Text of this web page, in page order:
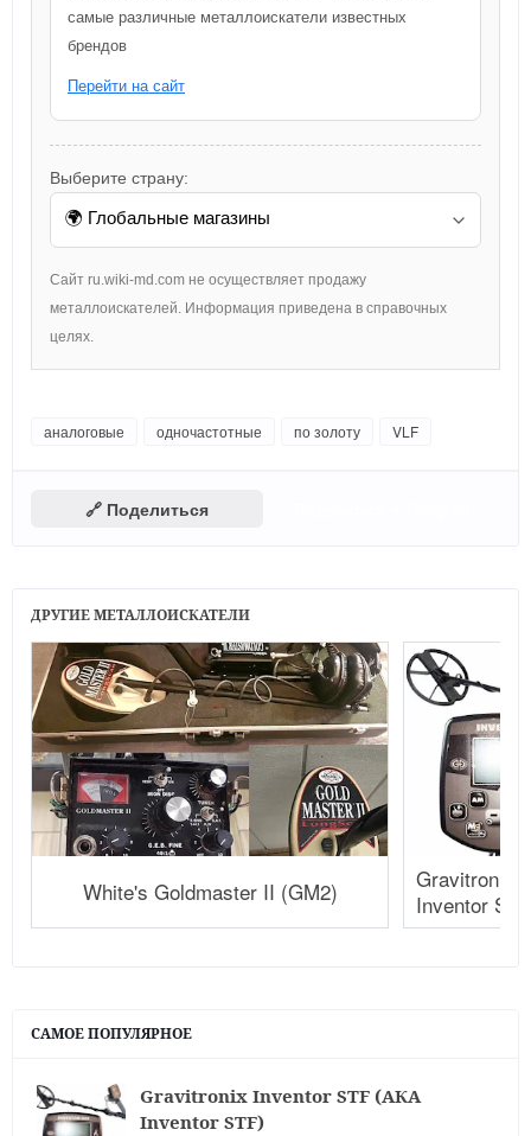
самые различные металлоискатели известных
брендов
Перейти на сайт
Выберите страну:
Сайт ru.wiki-md.com не осуществляет продажу
металлоискателей. Информация приведена в справочных
целях.
аналоговые одночастотные по золоту VLF
🔗 Поделиться
ДРУГИЕ МЕТАЛЛОИСКАТЕЛИ
White's Goldmaster II (GM2)
Gravitronix
Inventor
САМОЕ ПОПУЛЯРНОЕ
Gravitronix Inventor STF (АКА
Inventor STF)